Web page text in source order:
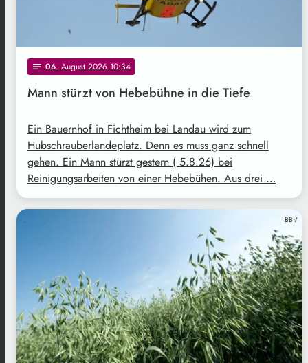
notes 06. August 2026 10:34
Mann stürzt von Hebebühne in die Tiefe
Ein Bauernhof in Fichtheim bei Landau wird zum
Hubschrauberlandeplatz. Denn es muss ganz schnell
gehen. Ein Mann stürzt gestern ( 5.8.26) bei
Reinigungsarbeiten von einer Hebebühen. Aus drei …
BBV